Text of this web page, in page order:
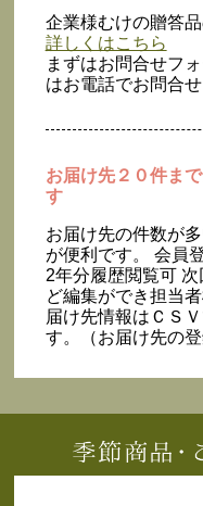
企業様むけの贈答
詳しくはこちら
まずはお問合せフ
はお電話でお問合せ
お届け先２０件ま
す
お届け先の件数が
が便利です。 会員
2年分履歴閲覧可
ど編集ができ担当
届け先情報はＣＳ
す。（お届け先の